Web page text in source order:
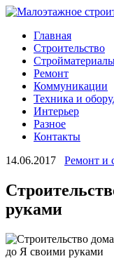
Главная
Строительство
Ремонт
Коммуникации
Техника и
Интерьер
Разное
Контакты
14.06.2017
Ремонт и
руками